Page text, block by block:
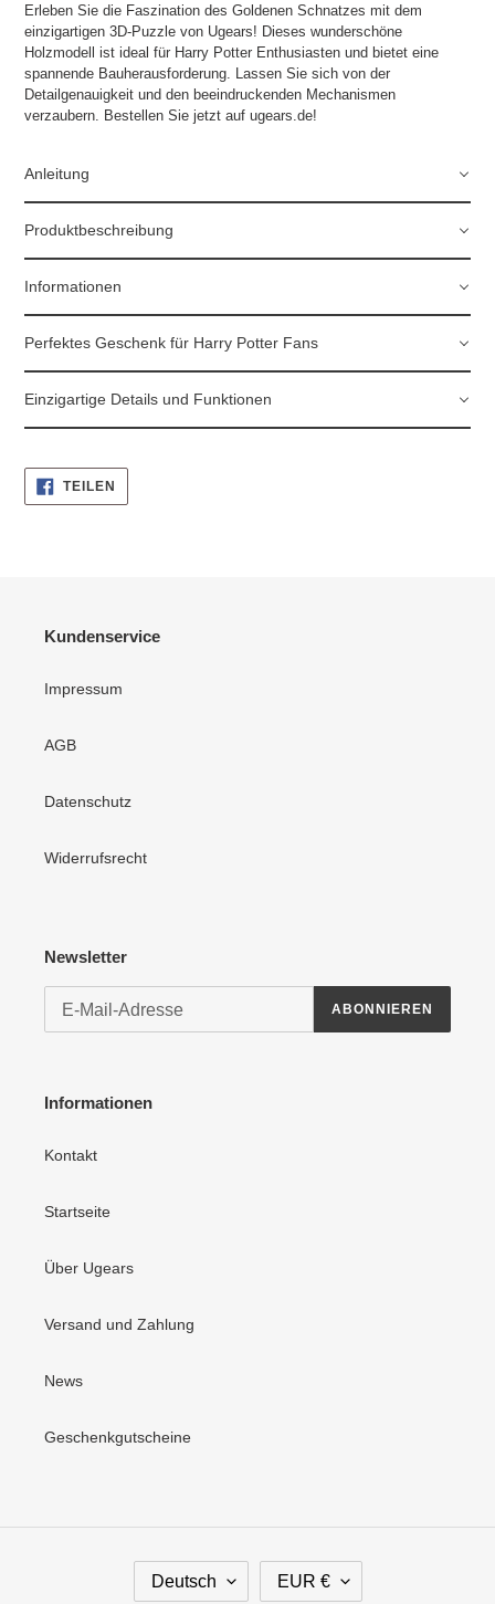
Erleben Sie die Faszination des Goldenen Schnatzes mit dem
einzigartigen 3D-Puzzle von Ugears! Dieses wunderschöne
Holzmodell ist ideal für Harry Potter Enthusiasten und bietet eine
spannende Bauherausforderung. Lassen Sie sich von der
Detailgenauigkeit und den beeindruckenden Mechanismen
verzaubern. Bestellen Sie jetzt auf ugears.de!
Anleitung
Produktbeschreibung
Informationen
Perfektes Geschenk für Harry Potter Fans
Einzigartige Details und Funktionen
TEILEN
TEILEN
Kundenservice
Impressum
AGB
Datenschutz
Widerrufsrecht
Newsletter
ABONNIEREN
Informationen
Kontakt
Startseite
Über Ugears
Versand und Zahlung
News
Geschenkgutscheine
Deutsch
WEUR €